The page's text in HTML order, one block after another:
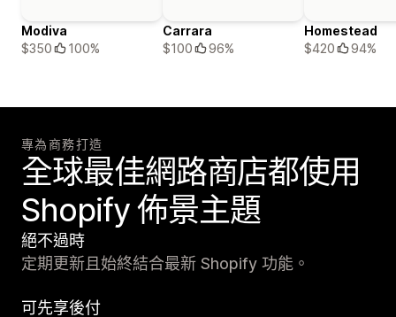
Modiva
$350
100%
Carrara
$100
96%
Homestead
$420
94%
專為商務打造
全球最佳網路商店都使用
Shopify 佈景主題
絕不過時
定期更新且始終結合最新 Shopify 功能。
可先享後付